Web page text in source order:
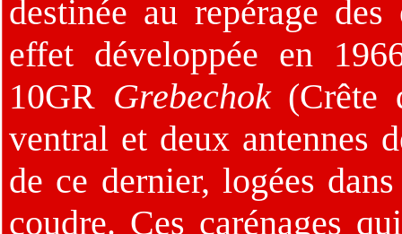
destinée au repérage
effet développée en
10GR Grebechok(Crête
ventral et deux antennes
de ce dernier, logées
coudre. Ces carénages